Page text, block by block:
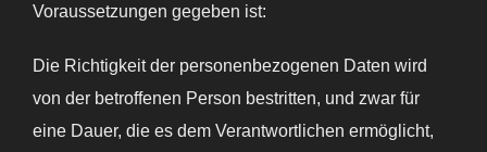
Voraussetzungen gegeben ist:
Die Richtigkeit der personenbezogenen Daten wird
von der betroffenen Person bestritten, und zwar für
eine Dauer, die es dem Verantwortlichen ermöglicht,